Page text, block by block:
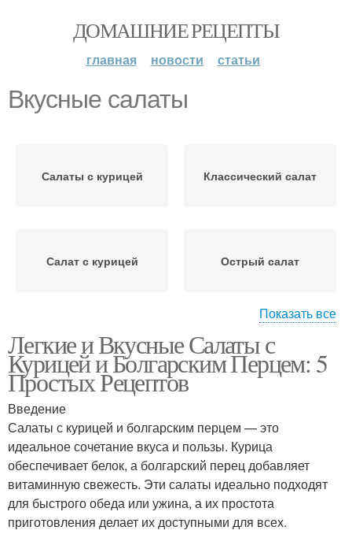
ДОМАШНИЕ РЕЦЕПТЫ
главная новости статьи
Вкусные салаты
Салаты с курицей Классический салат
Салат с курицей Острый салат
Мясо для салатов
грудкой
Картофельный салат
Салат с копченым
окорочком
Вкусные рецепты
Салат с копчеными
окорочками
Показать все
Легкие и Вкусные Салаты с
Курицей и Болгарским Перцем: 5
Простых Рецептов
Введение
Салаты с курицей и болгарским перцем — это
идеальное сочетание вкуса и пользы. Курица
обеспечивает белок, а болгарский перец добавляет
витаминную свежесть. Эти салаты идеально подходят
для быстрого обеда или ужина, а их простота
приготовления делает их доступными для всех.